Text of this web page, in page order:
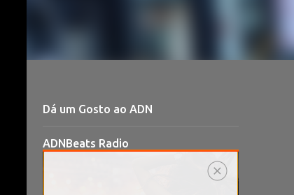
Dá um Gosto ao ADN
ADNBeats Radio